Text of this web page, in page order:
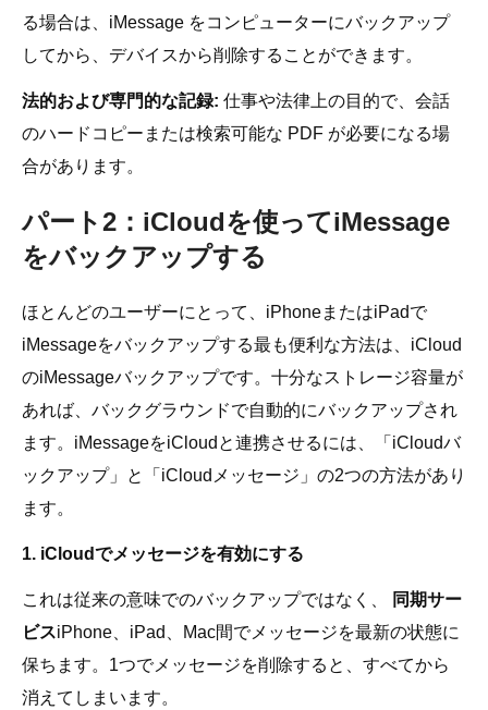
る場合は、iMessage をコンピューターにバックアップ
してから、デバイスから削除することができます。
法的および専門的な記録: 仕事や法律上の目的で、会話
のハードコピーまたは検索可能な PDF が必要になる場
合があります。
パート2：iCloudを使ってiMessage
をバックアップする
ほとんどのユーザーにとって、iPhoneまたはiPadで
iMessageをバックアップする最も便利な方法は、iCloud
のiMessageバックアップです。十分なストレージ容量が
あれば、バックグラウンドで自動的にバックアップされ
ます。iMessageをiCloudと連携させるには、「iCloudバ
ックアップ」と「iCloudメッセージ」の2つの方法があり
ます。
1. iCloudでメッセージを有効にする
これは従来の意味でのバックアップではなく、
同期サー
ビスiPhone、iPad、Mac間でメッセージを最新の状態に
保ちます。1つでメッセージを削除すると、すべてから
消えてしまいます。